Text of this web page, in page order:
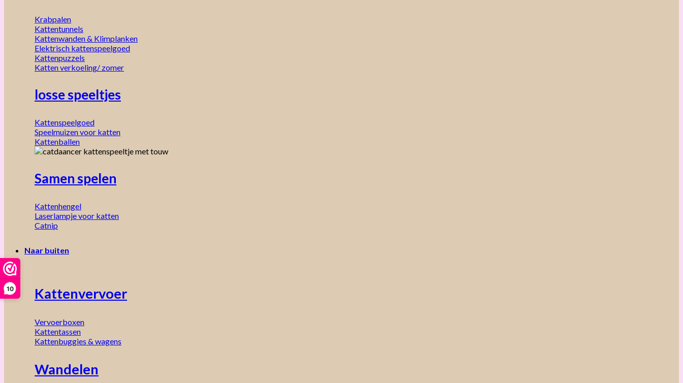
10
Krabpalen
Kattentunnels
Kattenwanden & Klimplanken
Elektrisch kattenspeelgoed
Kattenpuzzels
Katten verkoeling/ zomer
losse speeltjes
Kattenspeelgoed
Speelmuizen voor katten
Kattenballen
Samen spelen
Kattenhengel
Laserlampje voor katten
Catnip
Naar buiten
Kattenvervoer
Vervoerboxen
Kattentassen
Kattenbuggies & wagens
Wandelen